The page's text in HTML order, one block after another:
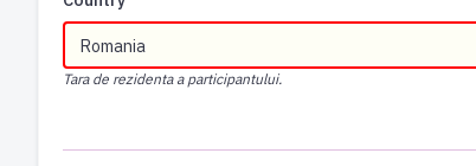
Tara de rezidenta a participantului.